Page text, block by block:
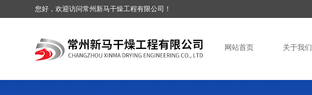
您好，欢迎访问常州新马干燥工程有限公司！
网站首页 关于我们